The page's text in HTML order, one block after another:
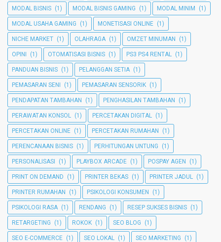
MODAL BISNIS (1) MODAL BISNIS GAMING (1) MODAL MINIM (1)
MODAL USAHA GAMING (1) MONETISASI ONLINE (1)
NICHE MARKET (1) OLAHRAGA (1) OMZET MINUMAN (1)
OPINI (1) OTOMATISASI BISNIS (1) PS3 PS4 RENTAL (1)
PANDUAN BISNIS (1) PELANGGAN SETIA (1)
PEMASARAN SENI (1) PEMASARAN SENSORIK (1)
PENDAPATAN TAMBAHAN (1) PENGHASILAN TAMBAHAN (1)
PERAWATAN KONSOL (1) PERCETAKAN DIGITAL (1)
PERCETAKAN ONLINE (1) PERCETAKAN RUMAHAN (1)
PERENCANAAN BISNIS (1) PERHITUNGAN UNTUNG (1)
PERSONALISASI (1) PLAYBOX ARCADE (1) POSPAY AGEN (1)
PRINT ON DEMAND (1) PRINTER BEKAS (1) PRINTER JADUL (1)
PRINTER RUMAHAN (1) PSIKOLOGI KONSUMEN (1)
PSIKOLOGI RASA (1) RENDANG (1) RESEP SUKSES BISNIS (1)
RETARGETING (1) ROKOK (1) SEO BLOG (1)
SEO E-COMMERCE (1) SEO LOKAL (1) SEO MARKETING (1)